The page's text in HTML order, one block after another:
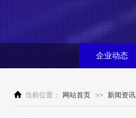
企业动态
当前位置： 网站首页 >> 新闻资讯